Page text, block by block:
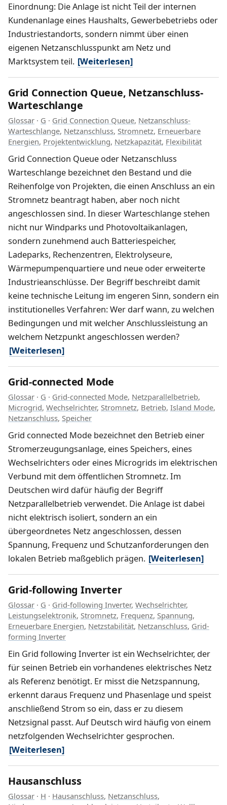
Einordnung: Die Anlage ist nicht Teil der internen
Kundenanlage eines Haushalts, Gewerbebetriebs oder
Industriestandorts, sondern nimmt über einen
eigenen Netzanschlusspunkt am Netz und
Marktsystem teil. [Weiterlesen]
Grid Connection Queue, Netzanschluss-
Warteschlange
Glossar · G · Grid Connection Queue, Netzanschluss-
Warteschlange, Netzanschluss, Stromnetz, Erneuerbare
Energien, Projektentwicklung, Netzkapazität, Flexibilität
Grid Connection Queue oder Netzanschluss
Warteschlange bezeichnet den Bestand und die
Reihenfolge von Projekten, die einen Anschluss an ein
Stromnetz beantragt haben, aber noch nicht
angeschlossen sind. In dieser Warteschlange stehen
nicht nur Windparks und Photovoltaikanlagen,
sondern zunehmend auch Batteriespeicher,
Ladeparks, Rechenzentren, Elektrolyseure,
Wärmepumpenquartiere und neue oder erweiterte
Industrieanschlüsse. Der Begriff beschreibt damit
keine technische Leitung im engeren Sinn, sondern ein
institutionelles Verfahren: Wer darf wann, zu welchen
Bedingungen und mit welcher Anschlussleistung an
welchem Netzpunkt angeschlossen werden?
[Weiterlesen]
Grid-connected Mode
Glossar · G · Grid-connected Mode, Netzparallelbetrieb,
Microgrid, Wechselrichter, Stromnetz, Betrieb, Island Mode,
Netzanschluss, Speicher
Grid connected Mode bezeichnet den Betrieb einer
Stromerzeugungsanlage, eines Speichers, eines
Wechselrichters oder eines Microgrids im elektrischen
Verbund mit dem öffentlichen Stromnetz. Im
Deutschen wird dafür häufig der Begriff
Netzparallelbetrieb verwendet. Die Anlage ist dabei
nicht elektrisch isoliert, sondern an ein
übergeordnetes Netz angeschlossen, dessen
Spannung, Frequenz und Schutzanforderungen den
lokalen Betrieb maßgeblich prägen. [Weiterlesen]
Grid-following Inverter
Glossar · G · Grid-following Inverter, Wechselrichter,
Leistungselektronik, Stromnetz, Frequenz, Spannung,
Erneuerbare Energien, Netzstabilität, Netzanschluss, Grid-
forming Inverter
Ein Grid following Inverter ist ein Wechselrichter, der
für seinen Betrieb ein vorhandenes elektrisches Netz
als Referenz benötigt. Er misst die Netzspannung,
erkennt daraus Frequenz und Phasenlage und speist
anschließend Strom so ein, dass er zu diesem
Netzsignal passt. Auf Deutsch wird häufig von einem
netzfolgenden Wechselrichter gesprochen.
[Weiterlesen]
Hausanschluss
Glossar · H · Hausanschluss, Netzanschluss,